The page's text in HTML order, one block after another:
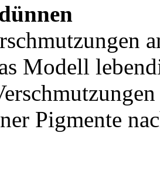
Modell
Pigmente